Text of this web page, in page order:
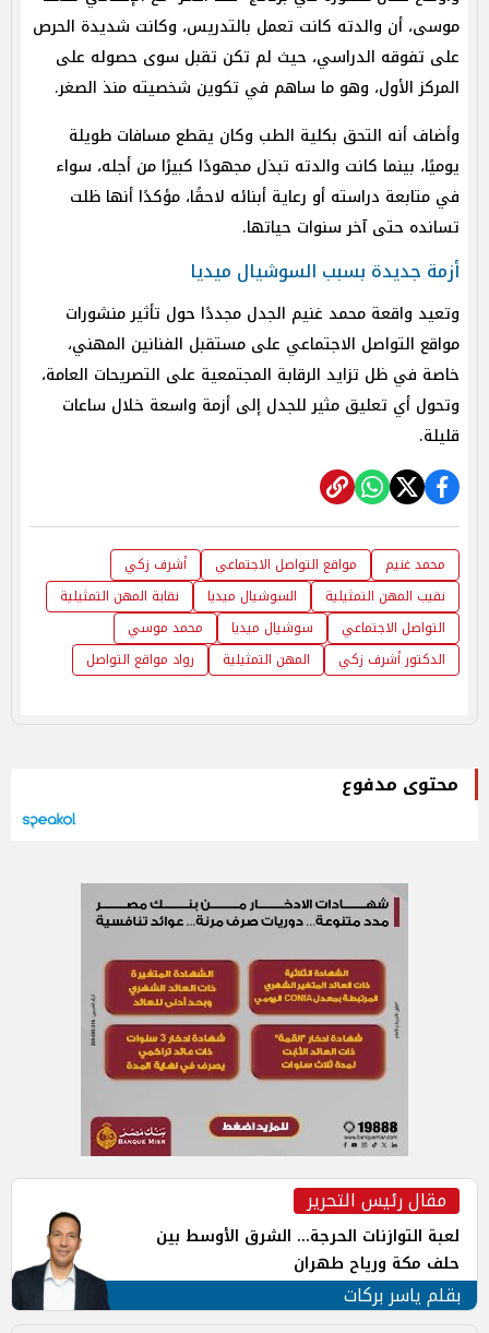
موسى، أن والدته كانت تعمل بالتدريس، وكانت شديدة الحرص
على تفوقه الدراسي، حيث لم تكن تقبل سوى حصوله على
المركز الأول، وهو ما ساهم في تكوين شخصيته منذ الصغر.
وأضاف أنه التحق بكلية الطب وكان يقطع مسافات طويلة
يوميًا، بينما كانت والدته تبذل مجهودًا كبيرًا من أجله، سواء
في متابعة دراسته أو رعاية أبنائه لاحقًا، مؤكدًا أنها ظلت
تسانده حتى آخر سنوات حياتها.
أزمة جديدة بسبب السوشيال ميديا
وتعيد واقعة محمد غنيم الجدل مجددًا حول تأثير منشورات
مواقع التواصل الاجتماعي على مستقبل الفنانين المهني،
خاصة في ظل تزايد الرقابة المجتمعية على التصريحات العامة،
وتحول أي تعليق مثير للجدل إلى أزمة واسعة خلال ساعات
قليلة.
محمد غنيم مواقع التواصل الاجتماعي
أشرف زكي
نقيب المهن التمثيلية
السوشيال ميديا
نقابة المهن التمثيلية
التواصل الاجتماعي
سوشيال ميديا
محمد موسي
الدكتور أشرف زكي
المهن التمثيلية رواد مواقع التواصل
محتوى مدفوع
مقال رئيس التحرير
لعبة التوازنات الحرجة... الشرق الأوسط بين
حلف مكة ورياح طهران
بقلم ياسر بركات